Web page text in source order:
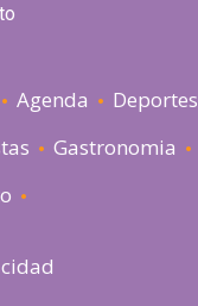
Agenda
Deportes
Gastronomia